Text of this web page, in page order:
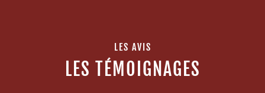
LES AVIS
LES TÉMOIGNAGES